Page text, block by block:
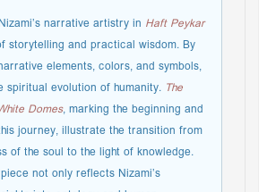
narrative artistry inHaft Peykar
storytelling and practical wisdom. By
elements, colors, and symbols,
spiritual evolution of humanity.The
White Domes, marking the beginning and
journey, illustrate the transition from
of the soul to the light of knowledge.
not only reflects Nizami’s